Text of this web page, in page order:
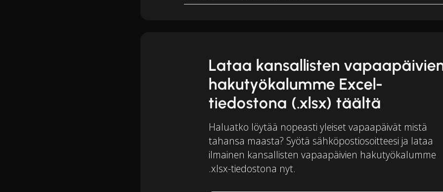
Lataa kansallisten
hakutyökalumme Excel-
tiedostona (.xlsx) täältä
Haluatko löytää nopeasti yleiset vapaapäivät mistä
tahansa maasta? Syötä sähköpostiosoitteesi ja lataa
ilmainen kansallisten vapaapäivien hakutyökalumme
.xlsx-tiedostona nyt.